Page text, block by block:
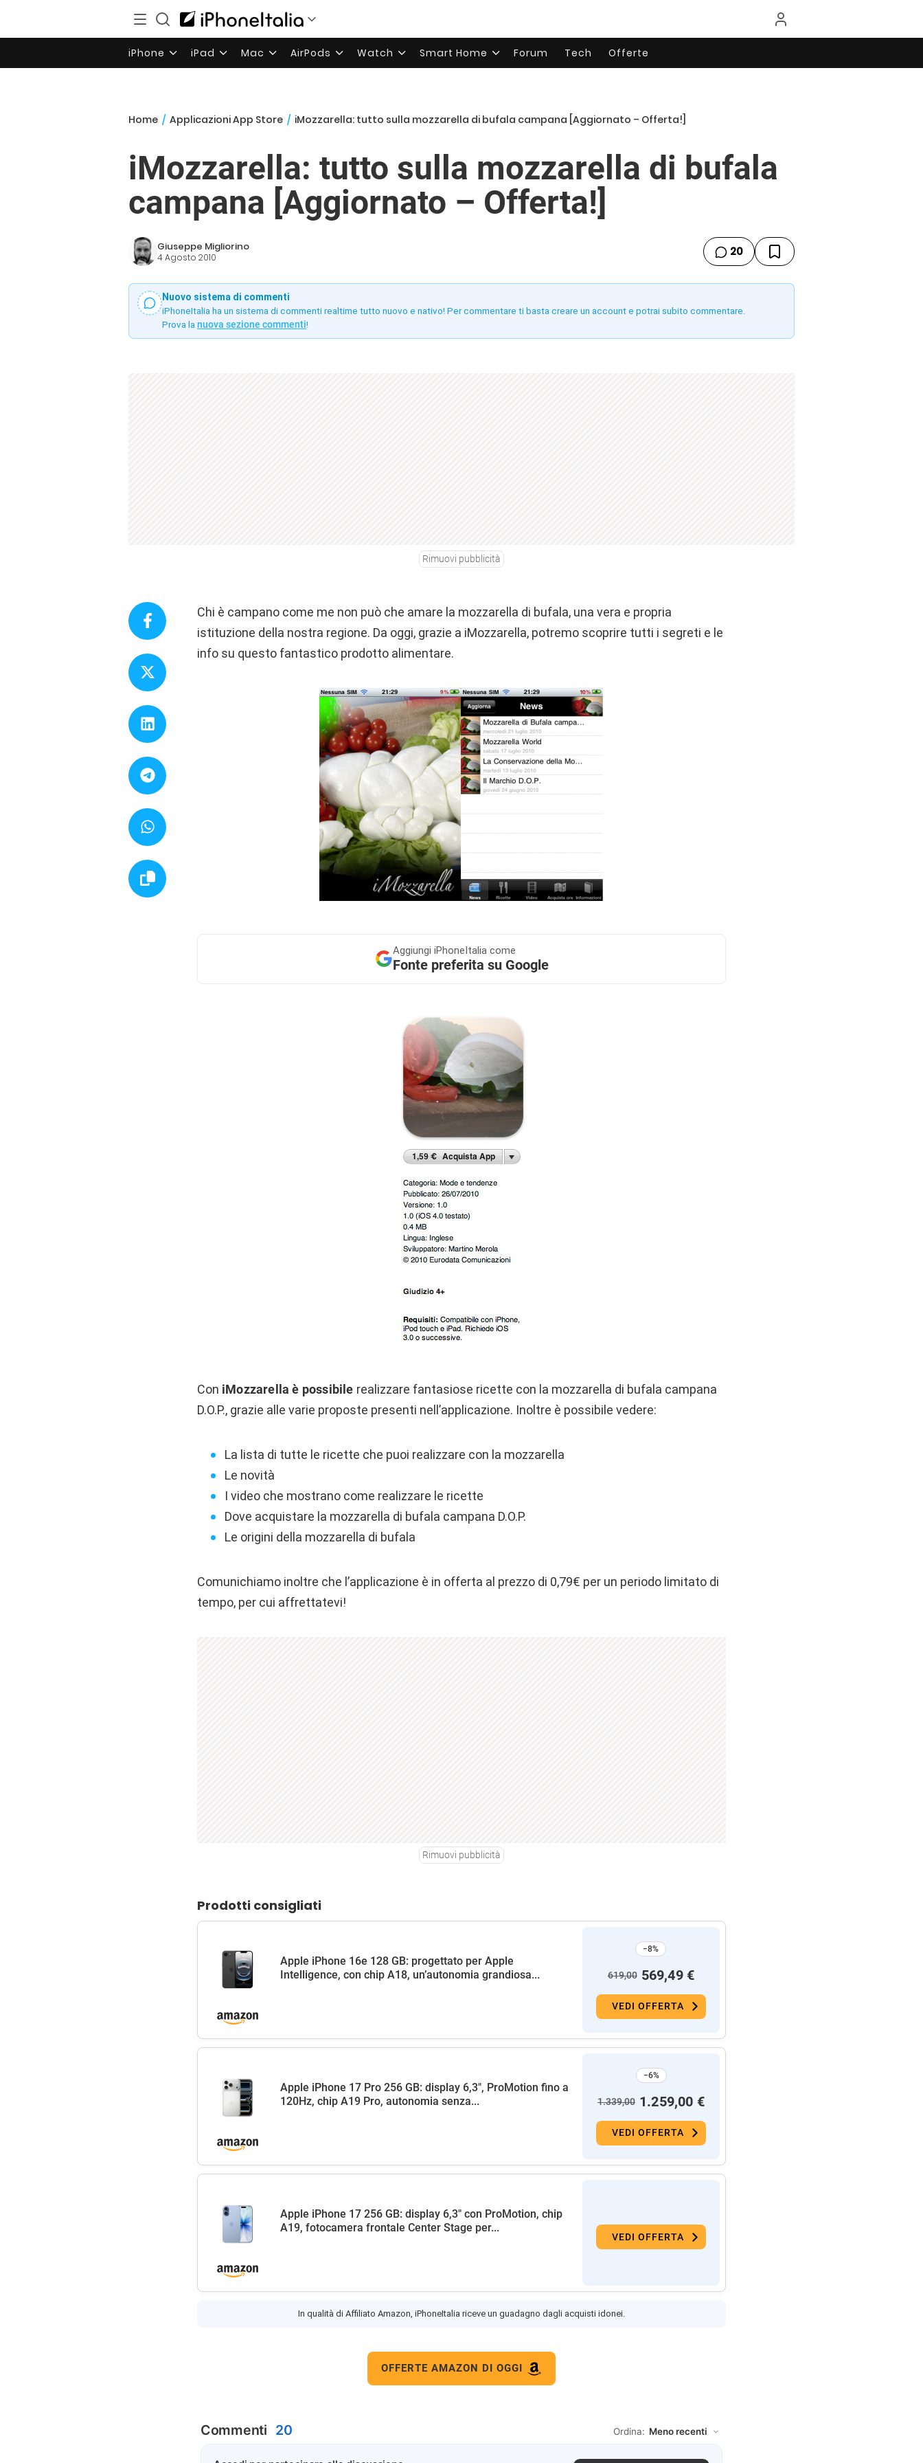
iPhone iPad Mac AirPods Watch Smart Home Forum Tech Offerte
Home / Applicazioni App Store / iMozzarella: tutto sulla mozzarella di bufala campana [Aggiornato – Offerta!]
iMozzarella: tutto sulla mozzarella di bufala
campana [Aggiornato – Offerta!]
Giuseppe Migliorino
4 Agosto 2010 20
Nuovo sistema di commenti
iPhoneItalia ha un sistema di commenti realtime tutto nuovo e nativo! Per commentare ti basta creare un account e potrai subito commentare.
Prova la nuova sezione commenti!
Rimuovi pubblicità
Chi è campano come me non può che amare la mozzarella di bufala, una vera e propria
istituzione della nostra regione. Da oggi, grazie a iMozzarella, potremo scoprire tutti i segreti e le
info su questo fantastico prodotto alimentare.
Aggiungi iPhoneItalia come
Fonte preferita su Google
Con iMozzarella è possibile realizzare fantasiose ricette con la mozzarella di bufala campana
D.O.P., grazie alle varie proposte presenti nell’applicazione. Inoltre è possibile vedere:
La lista di tutte le ricette che puoi realizzare con la mozzarella
Le novità
I video che mostrano come realizzare le ricette
Dove acquistare la mozzarella di bufala campana D.O.P.
Le origini della mozzarella di bufala
Comunichiamo inoltre che l’applicazione è in offerta al prezzo di 0,79€ per un periodo limitato di
tempo, per cui affrettatevi!
Rimuovi pubblicità
Prodotti consigliati
Apple iPhone 16e 128 GB: progettato per Apple
Intelligence, con chip A18, un’autonomia grandiosa...
−8%
619,00 569,49 €
VEDI OFFERTA
Apple iPhone 17 Pro 256 GB: display 6,3", ProMotion fino a
120Hz, chip A19 Pro, autonomia senza...
−6%
1.339,00 1.259,00 €
VEDI OFFERTA
Apple iPhone 17 256 GB: display 6,3" con ProMotion, chip
A19, fotocamera frontale Center Stage per...
VEDI OFFERTA
In qualità di Affiliato Amazon, iPhoneItalia riceve un guadagno dagli acquisti idonei.
OFFERTE AMAZON DI OGGI
Commenti 20 Ordina: